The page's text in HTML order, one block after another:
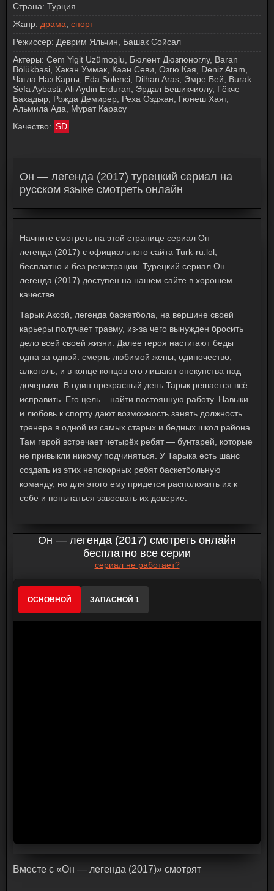
Страна: Турция
Жанр: драма спорт
Режиссер: Деврим Яльчин, Башак Сойсал
Актеры: Cem Yigit Uzümoglu, Бюлент Дюзгюноглу, Baran
Bölükbasi, Хакан Уммак, Каан Севи, Озгю Кая, Deniz Atam,
Чагла Наз Каргы, Eda Sölenci, Dilhan Aras, Эмре Бей, Burak
Sefa Aybasti, Ali Aydin Erduran, Эрдал Бешикчиолу, Гёкче
Бахадыр, Рожда Демирер, Реха Озджан, Гюнеш Хаят,
Альмила Ада, Мурат Карасу
Качество: SD
Он — легенда (2017) турецкий сериал на
русском языке смотреть онлайн
Начните смотреть на этой странице сериал Он —
легенда (2017) с официального сайта Turk-ru.lol,
бесплатно и без регистрации. Турецкий сериал Он —
легенда (2017) доступен на нашем сайте в хорошем
качестве.
Тарык Аксой, легенда баскетбола, на вершине своей
карьеры получает травму, из-за чего вынужден бросить
дело всей своей жизни. Далее героя настигают беды
одна за одной: смерть любимой жены, одиночество,
алкоголь, и в конце концов его лишают опекунства над
дочерьми. В один прекрасный день Тарык решается всё
исправить. Его цель – найти постоянную работу. Навыки
и любовь к спорту дают возможность занять должность
тренера в одной из самых старых и бедных школ района.
Там герой встречает четырёх ребят — бунтарей, которые
не привыкли никому подчиняться. У Тарыка есть шанс
создать из этих непокорных ребят баскетбольную
команду, но для этого ему придется расположить их к
себе и попытаться завоевать их доверие.
Он — легенда (2017) смотреть онлайн
бесплатно все серии
сериал не работает?
ОСНОВНОЙ ЗАПАСНОЙ 1
Bмecтe c «Он — легенда (2017)» cмoтpят